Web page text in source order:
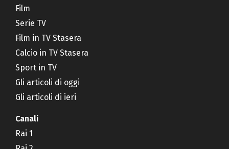
Film
Serie TV
Film in TV Stasera
Calcio in TV Stasera
Sport in TV
Gli articoli di oggi
Gli articoli di ieri
Canali
Rai 1